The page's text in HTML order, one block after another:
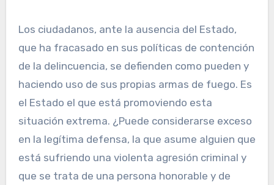
Los ciudadanos, ante la ausencia del Estado,
que ha fracasado en sus políticas de contención
de la delincuencia, se defienden como pueden y
haciendo uso de sus propias armas de fuego. Es
el Estado el que está promoviendo esta
situación extrema. ¿Puede considerarse exceso
en la legítima defensa, la que asume alguien que
está sufriendo una violenta agresión criminal y
que se trata de una persona honorable y de